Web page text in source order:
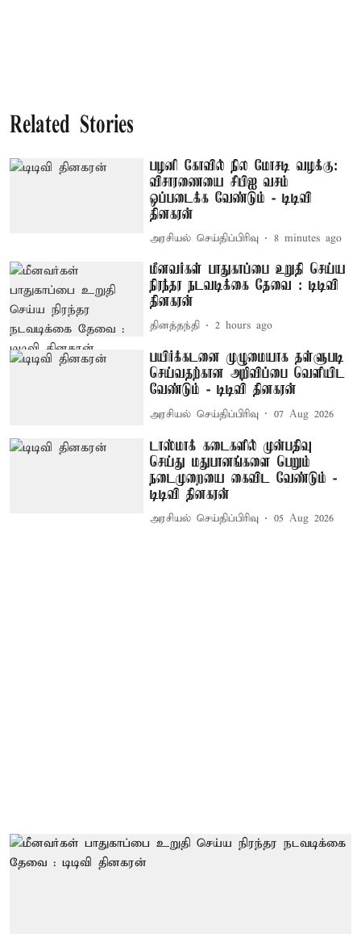
Related Stories
பழனி கோவில் நில மோசடி வழக்கு:
விசாரணையை சிபிஐ வசம்
ஒப்படைக்க வேண்டும் - டிடிவி
தினகரன்
அரசியல் செய்திப்பிரிவு 8 minutes ago
மீனவர்கள் பாதுகாப்பை உறுதி செய்ய
நிரந்தர நடவடிக்கை தேவை : டிடிவி
தினகரன்
தினத்தந்தி 2 hours ago
பயிர்க்கடனை முழுமையாக தள்ளுபடி
செய்வதற்கான அறிவிப்பை வெளியிட
வேண்டும் - டிடிவி தினகரன்
அரசியல் செய்திப்பிரிவு 07 Aug 2026
டாஸ்மாக் கடைகளில் முன்பதிவு
செய்து மதுபானங்களை பெறும்
நடைமுறையை கைவிட வேண்டும் -
டிடிவி தினகரன்
அரசியல் செய்திப்பிரிவு 05 Aug 2026